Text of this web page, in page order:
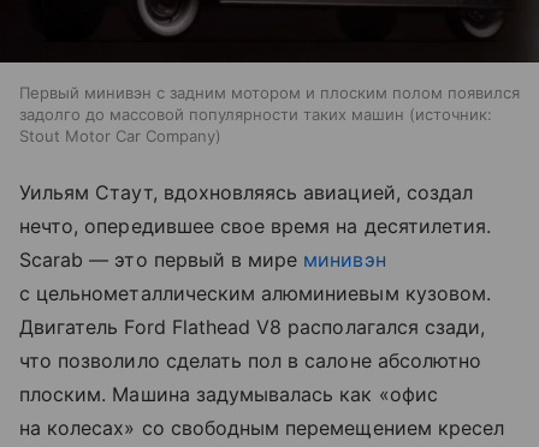
Первый минивэн с задним мотором и плоским полом появился
задолго до массовой популярности таких машин
источник:
Stout Motor Car Company
Уильям Стаут, вдохновляясь авиацией, создал
нечто, опередившее свое время на десятилетия.
Scarab — это первый в мире минивэн
с цельнометаллическим алюминиевым кузовом.
Двигатель Ford Flathead V8 располагался сзади,
что позволило сделать пол в салоне абсолютно
плоским. Машина задумывалась как «офис
на колесах» со свободным перемещением кресел